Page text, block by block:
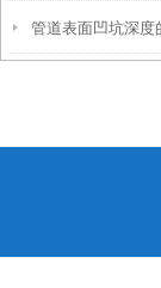
参数！
管道表面凹坑深度